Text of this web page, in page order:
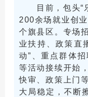
目前，包头“
200余场就业创
个旗县区。专场
业扶持、政策直
动”、重点群体
等活动接续开始
快审、政策上门
大局稳定，不断